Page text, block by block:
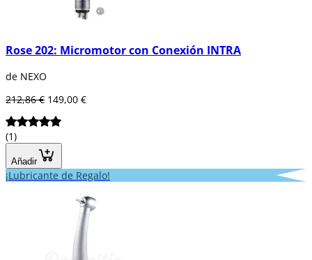
Rose 202: Micromotor con Conexión INTRA
de NEXO
212,86 € 149,00 €
(1)
Añadir
¡Lubricante de Regalo!